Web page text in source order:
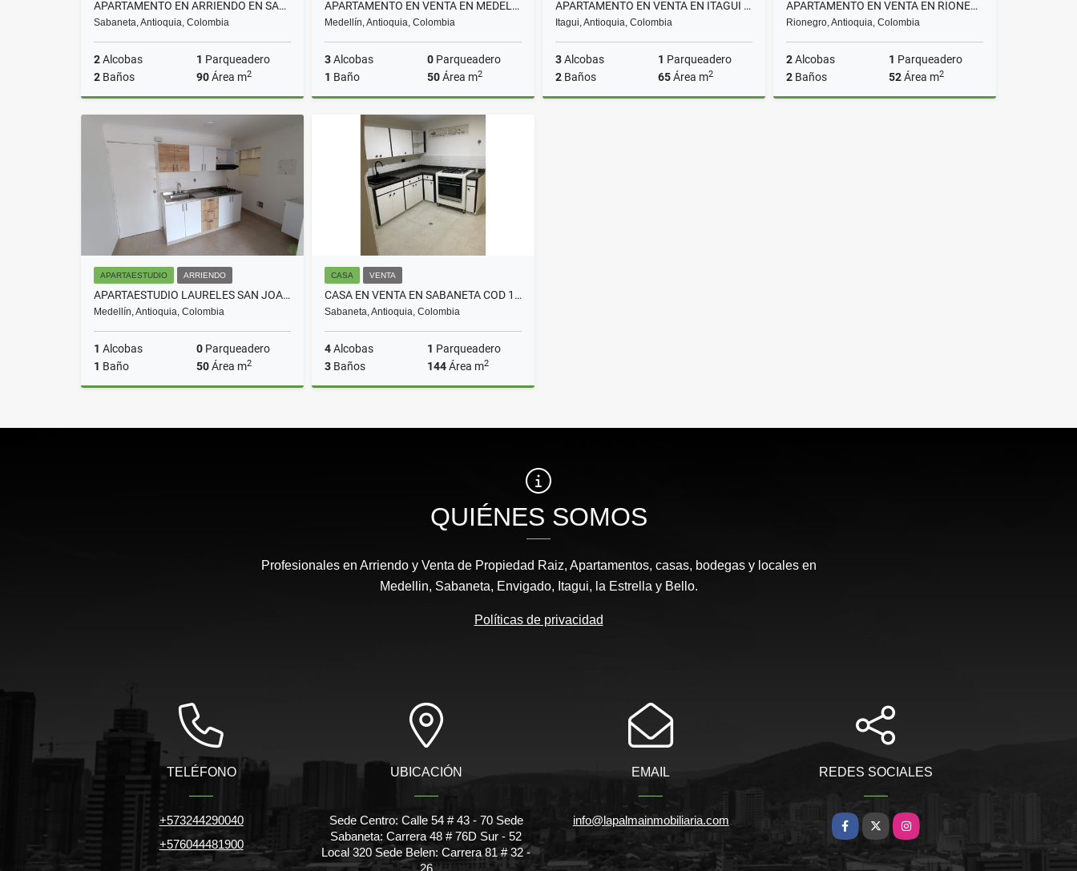
APARTAMENTO EN ARRIENDO EN SABANETA COD 10650
Sabaneta, Antioquia, Colombia
2Alcobas 1 Parqueadero
2 Baños 90Área m2
Arriendo
APARTAMENTO EN VENTA EN MEDELLIN COD 10680
Medellín, Antioquia, Colombia
3Alcobas 0 Parqueadero
1 Baño 50Área m2
$250.000.000
APARTAMENTO EN VENTA EN ITAGUI COD 10654
Itagui, Antioquia, Colombia
3Alcobas 1 Parqueadero
2 Baños 65Área m2
APARTAMENTO EN VENTA EN RIONEGRO COD 10213
Rionegro, Antioquia, Colombia
2Alcobas 1 Parqueadero
2 Baños 52Área m2
APARTAESTUDIO ARRIENDO
APARTAESTUDIO LAURELES SAN JOAQUIN COD 8533
Medellín, Antioquia, Colombia
1 Alcobas 0 Parqueadero
1 Baño 50Área m2
$1.750.000
CASA VENTA
CASA EN VENTA EN SABANETA COD 10719
Sabaneta, Antioquia, Colombia
4Alcobas 1 Parqueadero
3 Baños 144Área m2
$1.200.000.000
QUIÉNES SOMOS
Profesionales en Arriendo y Venta de Propiedad Raiz, Apartamentos, casas, bodegas y locales en
Medellin, Sabaneta, Envigado, Itagui, la Estrella y Bello.
Políticas de privacidad
TELÉFONO
+573244290040
+576044481900
UBICACIÓN
Sede Centro: Calle 54 # 43 - 70 Sede
Sabaneta: Carrera 48 # 76D Sur - 52
Local 320 Sede Belen: Carrera 81 # 32 -
EMAIL
info@lapalmainmobiliaria.com
REDES SOCIALES
Facebook
X Instagram